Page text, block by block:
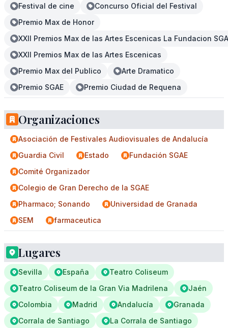
Festival de cine
Concurso Oficial del Festival
Premio Max de Honor
XXII Premios Max de las Artes Escenicas La Fundacion
XXII Premios Max de las Artes Escenicas
Premio Max del Publico
Arte Dramatico
Premio SGAE
Premio Ciudad de Requena
Organizaciones
Asociación de Festivales Audiovisuales de Andalucía
Guardia Civil
Estado
Fundación SGAE
Comité Organizador
Colegio de Gran Derecho de la SGAE
Pharmaco; Sonando
Universidad de Granada
SEM
farmaceutica
Lugares
Sevilla España
Teatro Coliseum
Teatro Coliseum de la Gran Via Madrilena
Jaén
Colombia
Madrid Andalucía
Granada
Corrala de Santiago
La Corrala de Santiago